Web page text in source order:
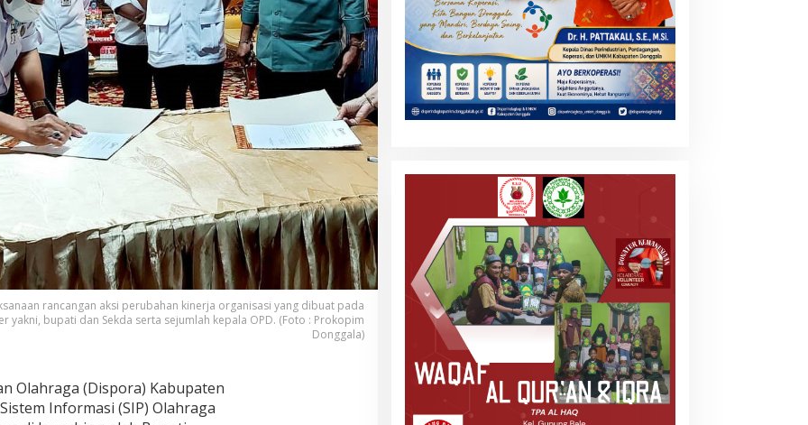
rancangan aksi perubahan kinerja organisasi yang dibuat pada
bupati dan Sekda serta sejumlah kepala OPD. (Foto : Prokopim
Donggala)
Olahraga (Dispora) Kabupaten
Informasi (SIP) Olahraga